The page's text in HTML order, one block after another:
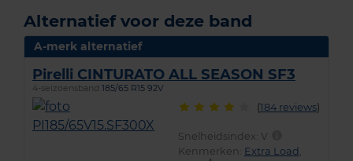
Alternatief voor deze band
A-merk alternatief
Pirelli CINTURATO ALL SEASON SF3
4-seizoensband 185/65 R15 92V
(184 reviews)
Snelheidsindex: V
Kenmerken: Extra Load ,